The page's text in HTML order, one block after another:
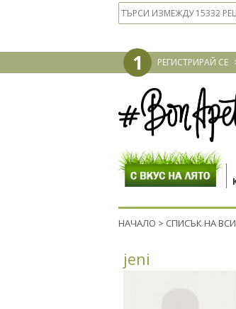
1 РЕГИСТРИРАЙ СЕ
НАЧАЛО > СПИСЪК НА
jeni